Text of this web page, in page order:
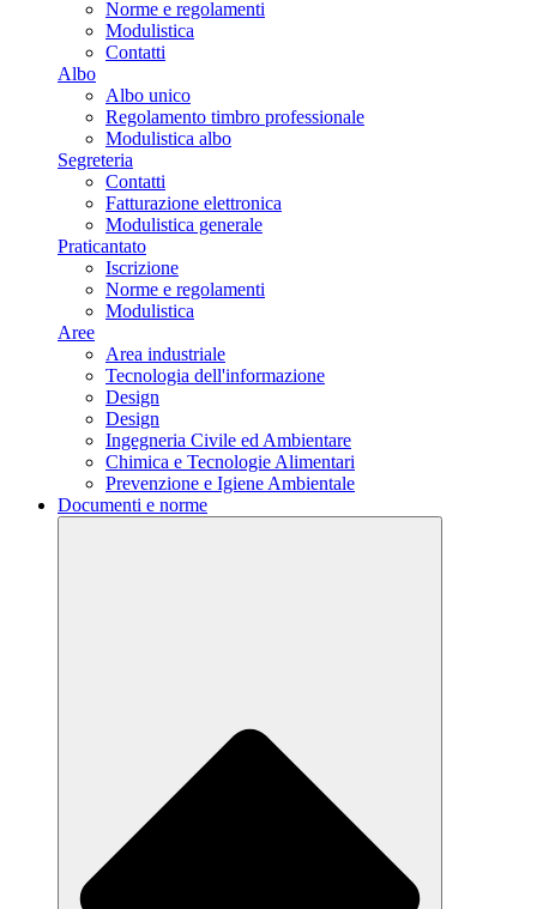
Norme e regolamenti
Modulistica
Contatti
Albo
Albo unico
Regolamento timbro professionale
Modulistica albo
Segreteria
Contatti
Fatturazione elettronica
Modulistica generale
Praticantato
Iscrizione
Norme e regolamenti
Modulistica
Aree
Area industriale
Tecnologia dell'informazione
Design
Design
Ingegneria Civile ed Ambientare
Chimica e Tecnologie Alimentari
Prevenzione e Igiene Ambientale
Documenti e norme